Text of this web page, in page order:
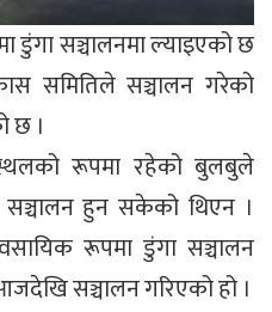
सञ्चालनमा ल्याइएको छ
समितिले सञ्चालन गरेको
छ ।
रूपमा रहेको बुलबुले
हुन सकेको थिएन ।
रूपमा डुंगा सञ्चालन
सञ्चालन गरिएको हो ।